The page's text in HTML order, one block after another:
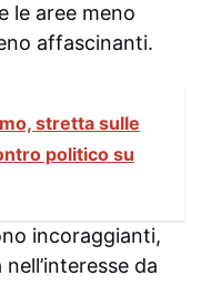
le aree meno
affascinanti.
stretta sulle
politico su
incoraggianti,
da